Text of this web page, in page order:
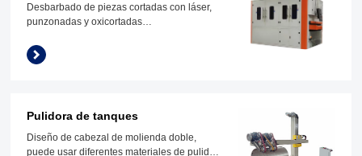
Desbarbado de piezas cortadas con láser,
punzonadas y oxicortadas
Pulido de la línea del cabello
Achaflanado de agujeros
Pulidora de tanques
Diseño de cabezal de molienda doble,
puede usar diferentes materiales de pulido